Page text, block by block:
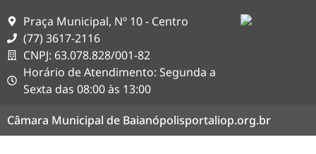
Praça Municipal, Nº 10 - Centro
(77) 3617-2116
CNPJ: 63.078.828/001-82
Horário de Atendimento: Segunda a
Sexta das 08:00 às 13:00
Câmara Municipal de Baianópolisportaliop.org.br